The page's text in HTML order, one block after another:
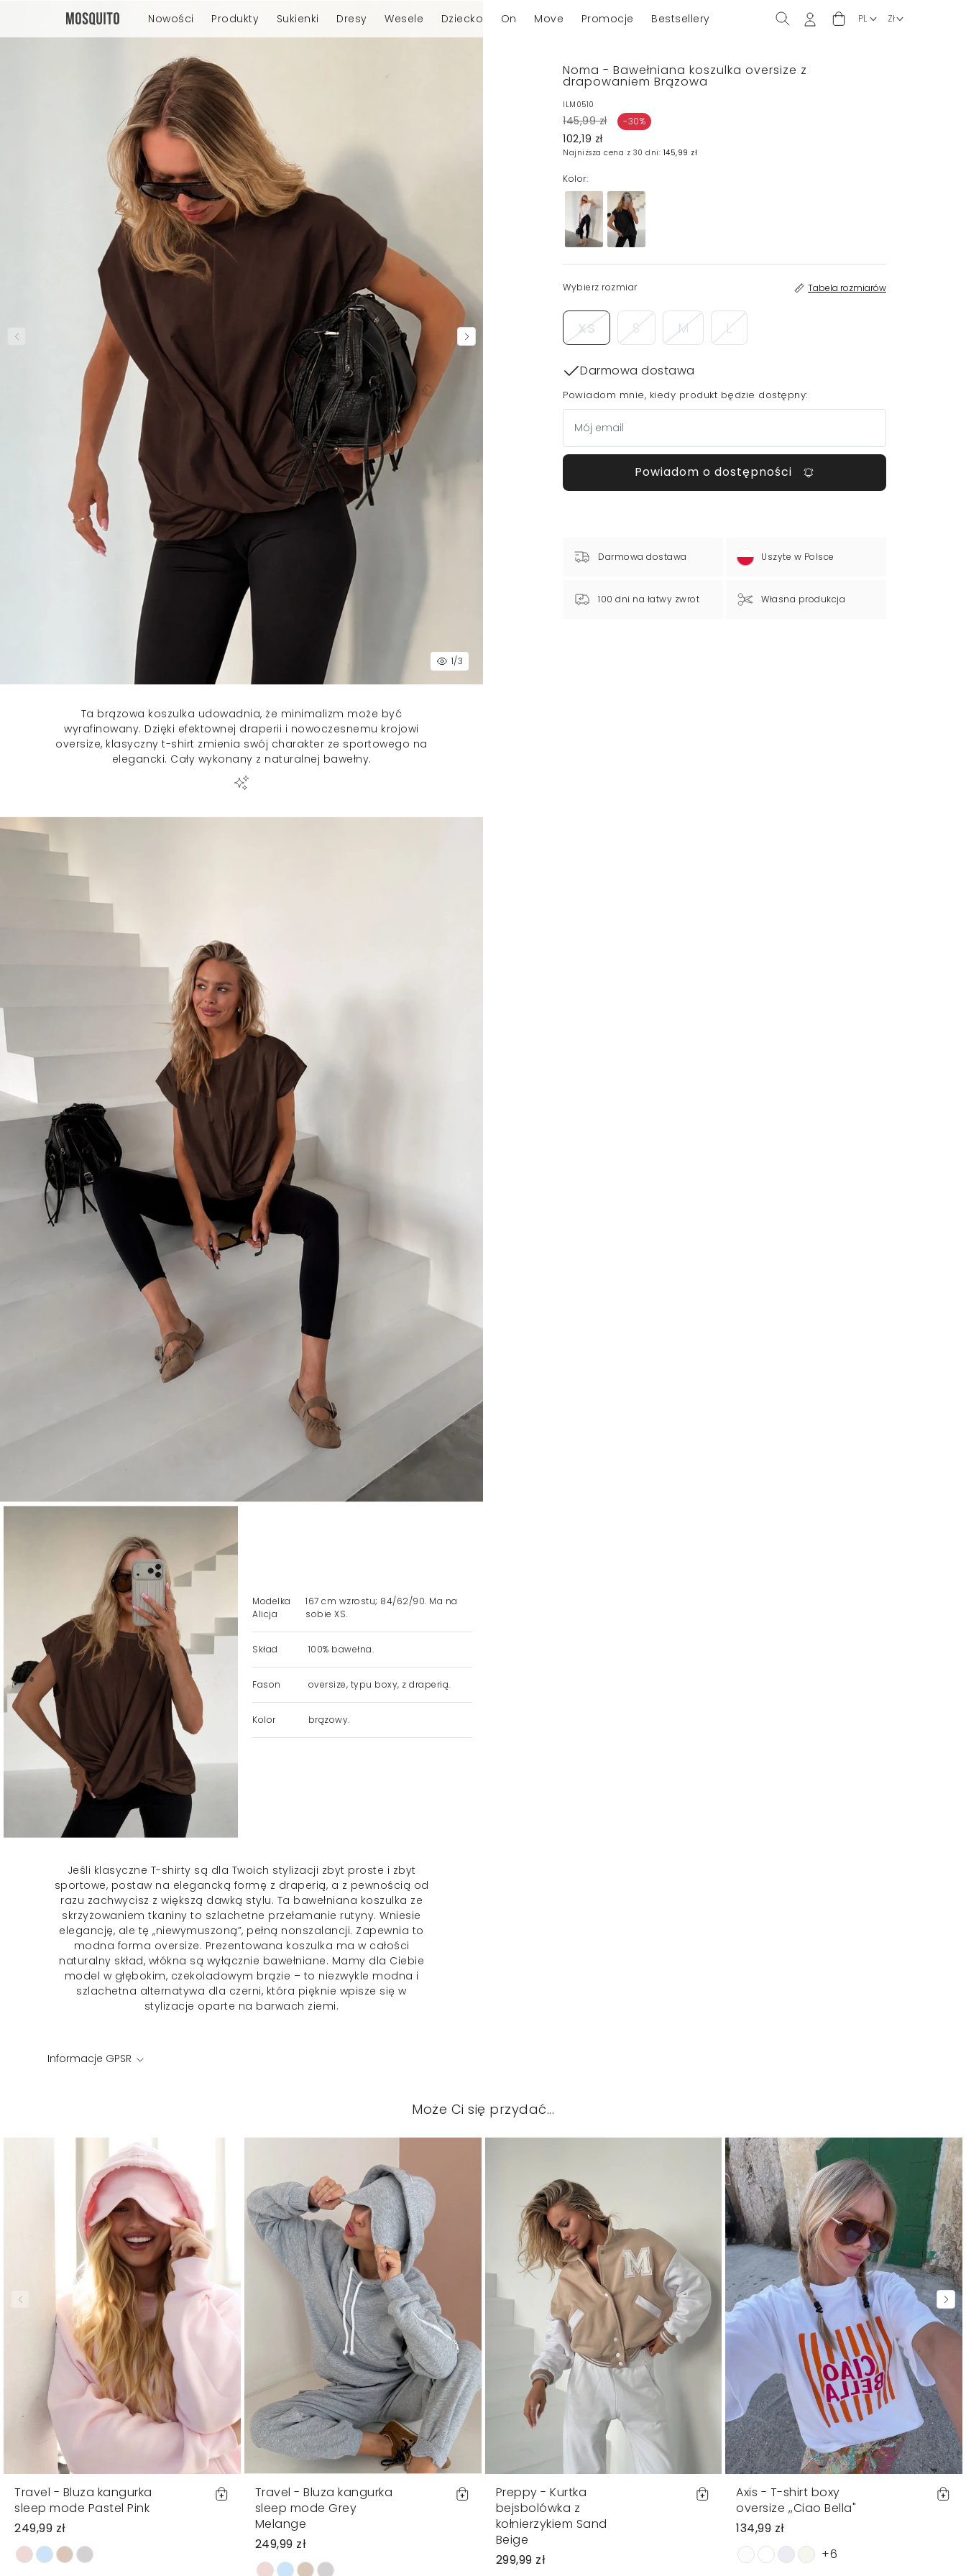
Nowości Produkty Sukienki Dresy Wesele Dziecko On Move Promocje Bestsellery
1/3
Ta brązowa koszulka udowadnia, że minimalizm może być
wyrafinowany. Dzięki efektownej draperii i nowoczesnemu krojowi
oversize, klasyczny t-shirt zmienia swój charakter ze sportowego na
elegancki. Cały wykonany z naturalnej bawełny.
Modelka
Alicja
167 cm wzrostu; 84/62/90. Ma na
sobie XS.
Skład 100% bawełna.
Fason oversize, typu boxy, z draperią.
Kolor brązowy.
Jeśli klasyczne T-shirty są dla Twoich stylizacji zbyt proste i zbyt
sportowe, postaw na elegancką formę z draperią, a z pewnością od
razu zachwycisz z większą dawką stylu. Ta bawełniana koszulka ze
skrzyżowaniem tkaniny to szlachetne przełamanie rutyny. Wniesie
elegancję, ale tę „niewymuszoną”, pełną nonszalancji. Zapewnia to
modna forma oversize. Prezentowana koszulka ma w całości
naturalny skład, włókna są wyłącznie bawełniane. Mamy dla Ciebie
model w głębokim, czekoladowym brązie – to niezwykle modna i
szlachetna alternatywa dla czerni, która pięknie wpisze się w
stylizacje oparte na barwach ziemi.
Informacje GPSR
Noma - Bawełniana koszulka oversize z
drapowaniem Brązowa
ILM0510
145,99 zł -30%
102,19 zł
Najniższa cena z 30 dni: 145,99 zł
Kolor:
Wybierz rozmiar Tabela rozmiarów
XS S M L
Darmowa dostawa
Powiadom mnie, kiedy produkt będzie dostępny:
Powiadom o dostępności
Darmowa dostawa Uszyte w Polsce
100 dni na łatwy zwrot Własna produkcja
Może Ci się przydać...
Travel - Bluza kangurka
sleep mode Pastel Pink
249,99 zł
Travel - Bluza kangurka
sleep mode Grey
Melange
249,99 zł
Preppy - Kurtka
bejsbolówka z
kołnierzykiem Sand
Beige
299,99 zł
Axis - T-shirt boxy
oversize ,,Ciao Bella"
134,99 zł
+6